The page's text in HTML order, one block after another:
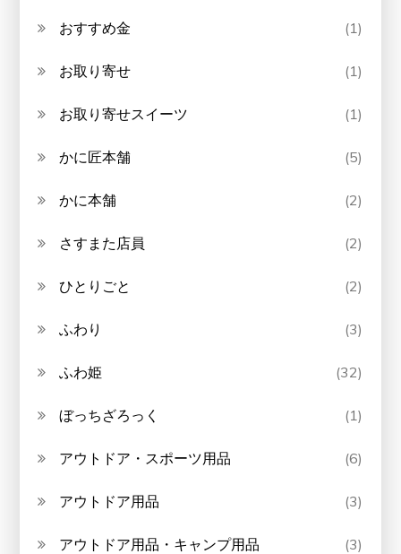
おすすめ金 (1)
お取り寄せ (1)
お取り寄せスイーツ (1)
かに匠本舗 (5)
かに本舗 (2)
さすまた店員 (2)
ひとりごと (2)
ふわり (3)
ふわ姫 (32)
ぼっちざろっく (1)
アウトドア・スポーツ用品 (6)
アウトドア用品 (3)
アウトドア用品・キャンプ用品 (3)